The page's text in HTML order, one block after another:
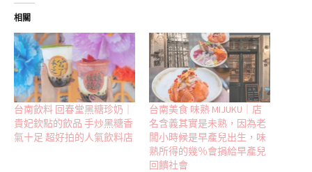
相關
台南飲料 回春堂黑糖珍奶｜
貴妃欽點的飲品 手炒黑糖香
氣十足 超好拍的人氣飲料店
台南美食 味熟 MIJUKU｜店
名含義其實是未熟，因為老
闆小時候是早產兒出生，味
熟所得的幾％會捐給早產兒
回饋社會